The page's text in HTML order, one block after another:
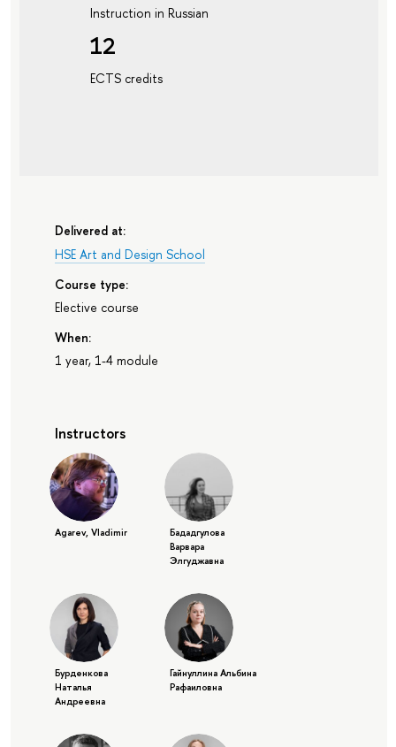
Instruction in Russian
12
ECTS credits
Delivered at:
HSE Art and Design School
Course type:
Elective course
When:
1 year, 1-4 module
Instructors
Agarev, Vladimir
Бададгулова
Варвара
Элгуджавна
Бурденкова
Наталья
Андреевна
Гайнуллина Альбина
Рафаиловна